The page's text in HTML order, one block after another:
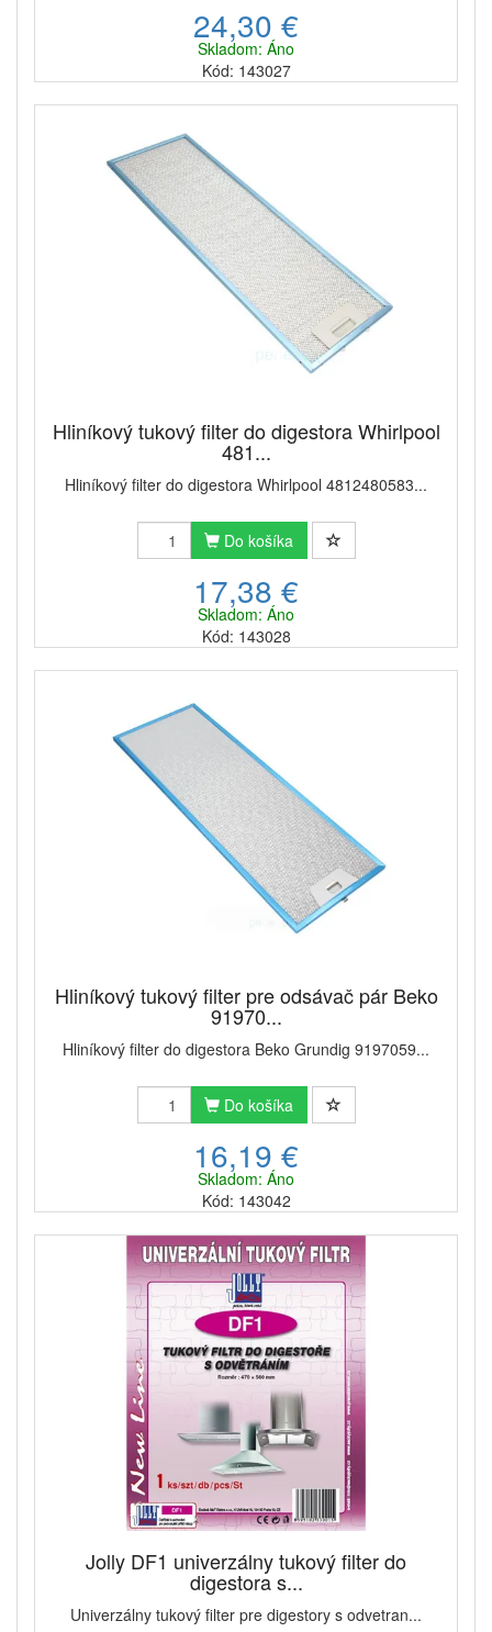
24,30 €
Skladom: Áno
Kód: 143027
Hliníkový tukový filter do digestora Whirlpool
481...
Hliníkový filter do digestora Whirlpool 4812480583...
Do košíka
17,38 €
Skladom: Áno
Kód: 143028
Hliníkový tukový filter pre odsávač pár Beko
91970...
Hliníkový filter do digestora Beko Grundig 9197059...
Do košíka
16,19 €
Skladom: Áno
Kód: 143042
Jolly DF1 univerzálny tukový filter do
digestora s...
Univerzálny tukový filter pre digestory s odvetran...